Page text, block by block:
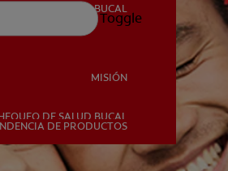
SALUD BUCAL
MISIÓN
SALUD BUCAL
MISIÓN
DE SALUD BUCAL
DE PRODUCTOS
Toggle